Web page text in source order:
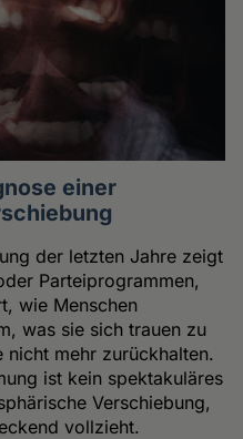
einer
der letzten Jahre zeigt
Parteiprogrammen,
wie Menschen
was sie sich trauen zu
mehr zurückhalten.
ist kein spektakuläres
Verschiebung,
vollzieht.